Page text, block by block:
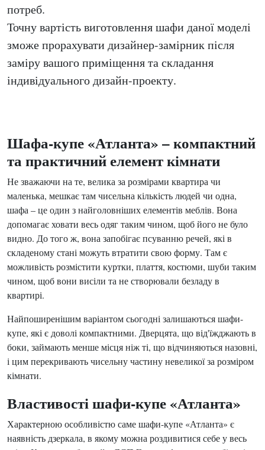
потреб.
Точну вартість виготовлення шафи даної моделі
зможе прорахувати дизайнер-замірник після
заміру вашого приміщення та складання
індивідуального дизайн-проекту.
Шафа-купе «Атланта» – компактний
та практичний елемент кімнати
Не зважаючи на те, велика за розмірами квартира чи
маленька, мешкає там чисельна кількість людей чи одна,
шафа – це один з найголовніших елементів меблів. Вона
допомагає ховати весь одяг таким чином, щоб його не було
видно. До того ж, вона запобігає псуванню речей, які в
складеному стані можуть втратити свою форму. Там є
можливість розмістити куртки, плаття, костюми, шуби таким
чином, щоб вони висіли та не створювали безладу в
квартирі.
Найпоширенішим варіантом сьогодні залишаються шафи-
купе, які є доволі компактними. Дверцята, що від'їжджають в
боки, займають менше місця ніж ті, що відчиняються назовні,
і цим перекривають чисельну частину невеликої за розміром
кімнати.
Властивості шафи-купе «Атланта»
Характерною особливістю саме шафи-купе «Атланта» є
наявність дзеркала, в якому можна роздивитися себе у весь